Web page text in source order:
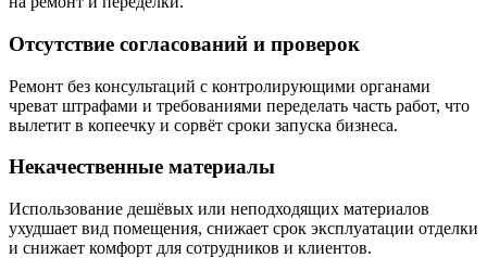
Отсутствие согласований и проверок
Ремонт без консультаций с контролирующими органами
чреват штрафами и требованиями переделать часть работ, что
вылетит в копеечку и сорвёт сроки запуска бизнеса.
Некачественные материалы
Использование дешёвых или неподходящих материалов
ухудшает вид помещения, снижает срок эксплуатации отделки
и снижает комфорт для сотрудников и клиентов.